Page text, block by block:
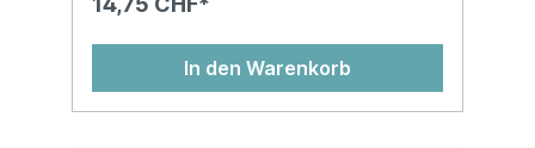
In den Warenkorb